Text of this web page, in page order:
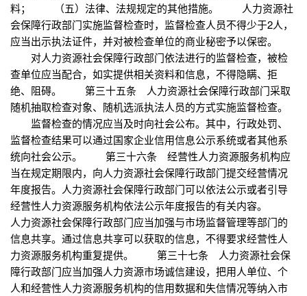
料； （五）法律、法规规定的其他措施。 人力资源社
会保障行政部门实施监督检查时，监督检查人员不得少于2人，
应当出示执法证件，并对被检查单位的商业秘密予以保密。
对人力资源社会保障行政部门依法进行的监督检查，被检
查单位应当配合，如实提供相关资料和信息，不得隐瞒、拒
绝、阻碍。 第三十五条 人力资源社会保障行政部门采取
随机抽取检查对象、随机选派执法人员的方式实施监督检查。
监督检查的情况应当及时向社会公布。其中，行政处罚、
监督检查结果可以通过国家企业信用信息公示系统或者其他系
统向社会公示。 第三十六条 经营性人力资源服务机构应
当在规定期限内，向人力资源社会保障行政部门提交经营情况
年度报告。人力资源社会保障行政部门可以依法公示或者引导
经营性人力资源服务机构依法公示年度报告的有关内容。
人力资源社会保障行政部门应当加强与市场监督管理等部门的
信息共享。通过信息共享可以获取的信息，不得要求经营性人
力资源服务机构重复提供。 第三十七条 人力资源社会保
障行政部门应当加强人力资源市场诚信建设，把用人单位、个
人和经营性人力资源服务机构的信用数据和失信情况等纳入市